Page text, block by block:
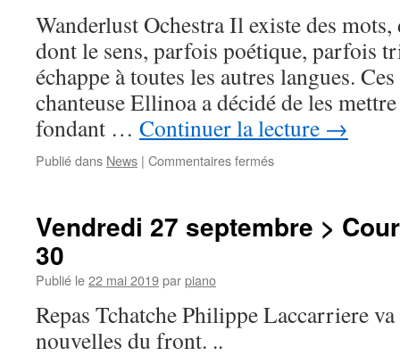
>
Wanderlust Ochestra Il existe des mots,
dont le sens, parfois poétique, parfois
échappe à toutes les autres langues.
chanteuse Ellinoa a décidé de les
fondant … Continuer la lecture →
Publié dans News | Commentaires ferméssur
>
Vendredi 27 septembre >
30
Publié le22 mai 2019parpiano
Repas Tchatche Philippe Laccarriere
nouvelles du front. ..